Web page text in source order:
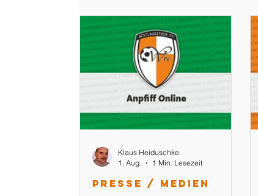
Presse / Medien
Klaus Heiduschke
1. Aug.
1 Min. Lesezeit